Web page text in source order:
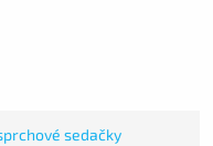
sedačky